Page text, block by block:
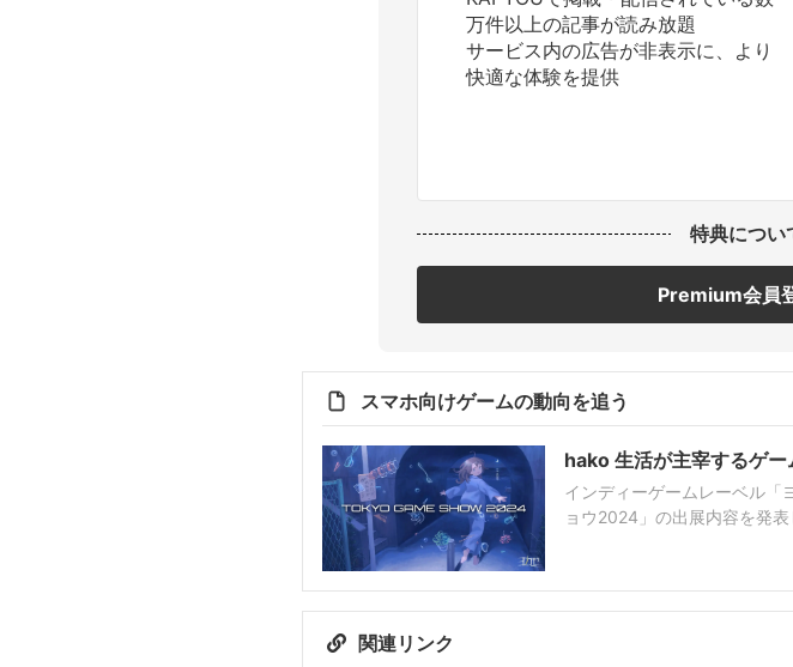
万件以上の記事が読み放題
サービス内の広告が非表示に、より
快適な体験を提供
特典につい
Premium会員
スマホ向けゲームの動向を追う
hako 生活が主宰するゲ
インディーゲームレーベル
ョウ2024」の出展内容を発
関連リンク